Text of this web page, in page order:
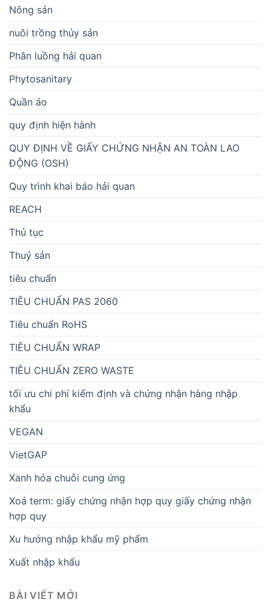
Nông sản
nuôi trồng thủy sản
Phân luồng hải quan
Phytosanitary
Quần áo
quy định hiện hành
QUY ĐỊNH VỀ GIẤY CHỨNG NHẬN AN TOÀN LAO
ĐỘNG (OSH)
Quy trình khai báo hải quan
REACH
Thủ tục
Thuỷ sản
tiêu chuẩn
TIÊU CHUẨN PAS 2060
Tiêu chuẩn RoHS
TIÊU CHUẨN WRAP
TIÊU CHUẨN ZERO WASTE
tối ưu chi phí kiểm định và chứng nhận hàng nhập
khẩu
VEGAN
VietGAP
Xanh hóa chuỗi cung ứng
Xoá term: giấy chứng nhận hợp quy giấy chứng nhận
hợp quy
Xu hướng nhập khẩu mỹ phẩm
Xuất nhập khẩu
BÀI VIẾT MỚI